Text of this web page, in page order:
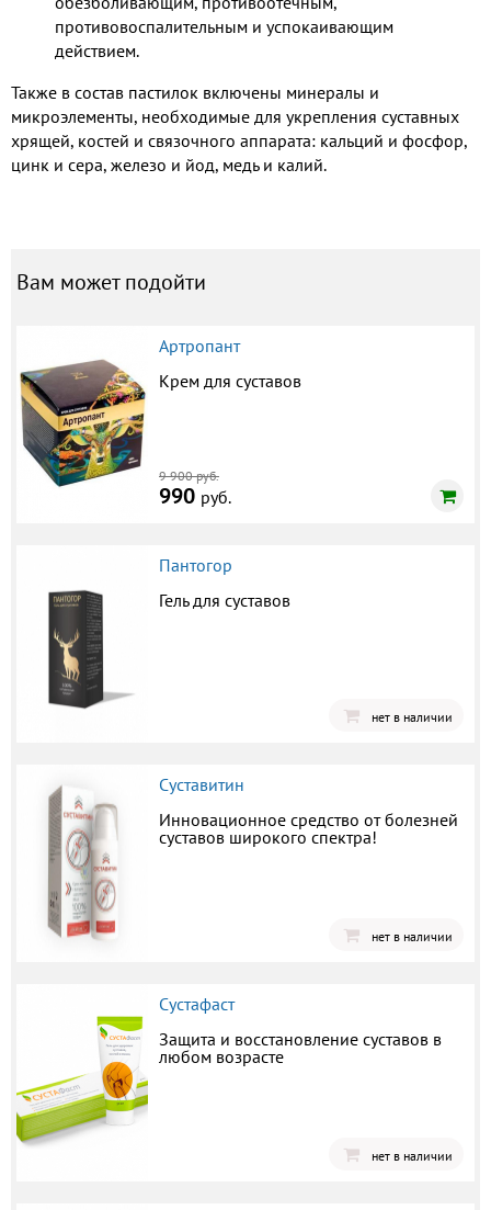
противовоспалительным и успокаивающим
действием.
Также в состав пастилок включены минералы и
микроэлементы, необходимые для укрепления суставных
хрящей, костей и связочного аппарата: кальций и фосфор,
цинк и сера, железо и йод, медь и калий.
Вам может подойти
Артропант
Крем для суставов
9 900 руб.
990 руб.
Пантогор
Гель для суставов
нет в наличии
Суставитин
Инновационное средство от болезней
суставов широкого спектра!
нет в наличии
Сустафаст
Защита и восстановление суставов в
любом возрасте
нет в наличии